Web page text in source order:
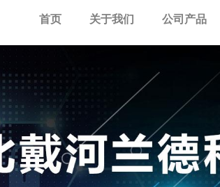
首页 关于我们 公司产品